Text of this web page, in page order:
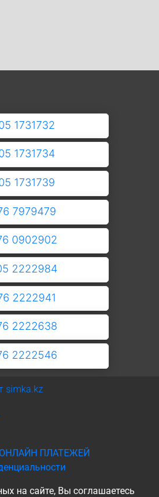
1731732
1731734
1731739
7979479
0902902
2222984
2222941
2222638
2222546
simka.kz
ПЛАТЕЖЕЙ
на сайте, Вы соглашаетесь